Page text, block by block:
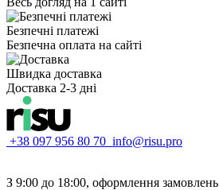
Безпечні платежі
Безпечна оплата на сайті
Швидка доставка
Доставка 2-3 дні
+38 097 956 80 70 info@risu.pro
З 9:00 до 18:00, оформлення замовлень